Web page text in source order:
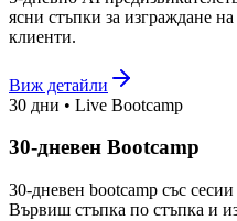
ясни стъпки за изграждане
клиенти.
Виж детайли
30 дни • Live Bootcamp
30-дневен Bootcamp
30-дневен bootcamp със
Вървиш стъпка по стъпка и